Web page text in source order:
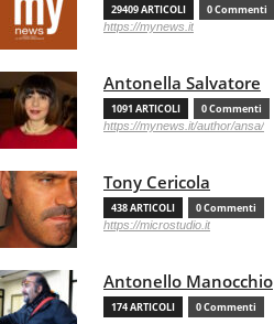
29409 ARTICOLI 0 Commenti
https://mynews.it
Antonella Salvatore
1091 ARTICOLI 0 Commenti
https://mynews.it/author/ansa/
Tony Cericola
438 ARTICOLI 0 Commenti
https://microstudio.it
Antonello Manocchio
174 ARTICOLI 0 Commenti